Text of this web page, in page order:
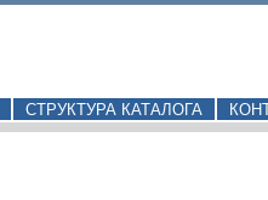
СТРУКТУРА КАТАЛОГА